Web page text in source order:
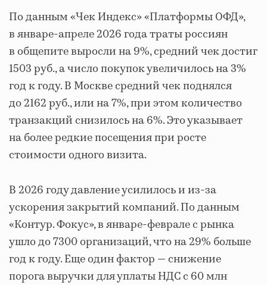
По данным «Чек Индекс» «Платформы ОФД»,
в январе-апреле 2026 года траты россиян
в общепите выросли на 9%, средний чек достиг
1503 руб., а число покупок увеличилось на 3%
год к году. В Москве средний чек поднялся
до 2162 руб., или на 7%, при этом количество
транзакций снизилось на 6%. Это указывает
на более редкие посещения при росте
стоимости одного визита.
В 2026 году давление усилилось и из-за
ускорения закрытий компаний. По данным
«Контур. Фокус», в январе-феврале с рынка
ушло до 7300 организаций, что на 29% больше
год к году. Еще один фактор — снижение
порога выручки для уплаты НДС с 60 млн